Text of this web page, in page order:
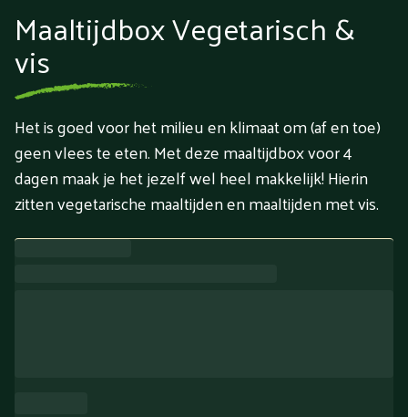
Maaltijdbox Vegetarisch &
vis
Het is goed voor het milieu en klimaat om (af en toe)
geen vlees te eten. Met deze maaltijdbox voor 4
dagen maak je het jezelf wel heel makkelijk! Hierin
zitten vegetarische maaltijden en maaltijden met vis.